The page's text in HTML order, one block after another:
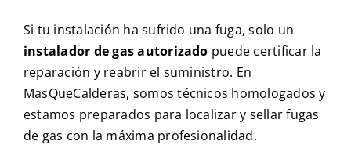
Si tu instalación ha sufrido una fuga, solo un
instalador de gas autorizado puede certificar la
reparación y reabrir el suministro. En
MasQueCalderas, somos técnicos homologados y
estamos preparados para localizar y sellar fugas
de gas con la máxima profesionalidad.